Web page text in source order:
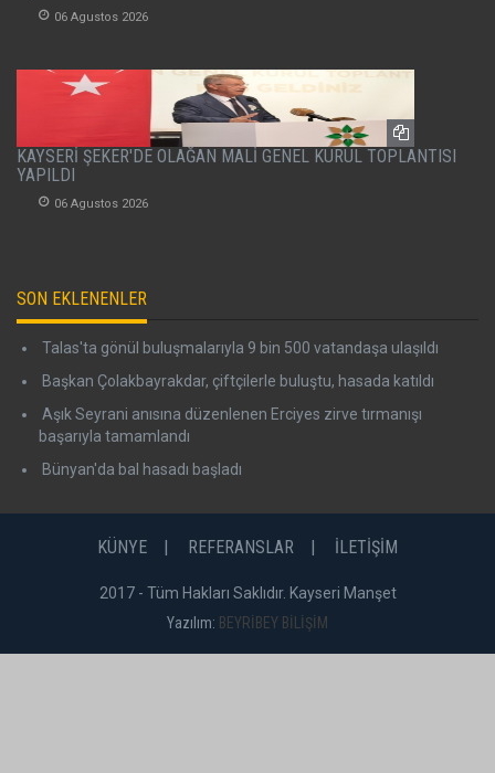
06 Agustos 2026
KAYSERİ ŞEKER'DE OLAĞAN MALİ GENEL KURUL TOPLANTISI
YAPILDI
06 Agustos 2026
SON EKLENENLER
Talas'ta gönül buluşmalarıyla 9 bin 500 vatandaşa ulaşıldı
Başkan Çolakbayrakdar, çiftçilerle buluştu, hasada katıldı
Aşık Seyrani anısına düzenlenen Erciyes zirve tırmanışı
başarıyla tamamlandı
Bünyan'da bal hasadı başladı
KÜNYE REFERANSLAR İLETİŞİM
2017 - Tüm Hakları Saklıdır. Kayseri Manşet
Yazılım: BEYRİBEY BİLİŞİM